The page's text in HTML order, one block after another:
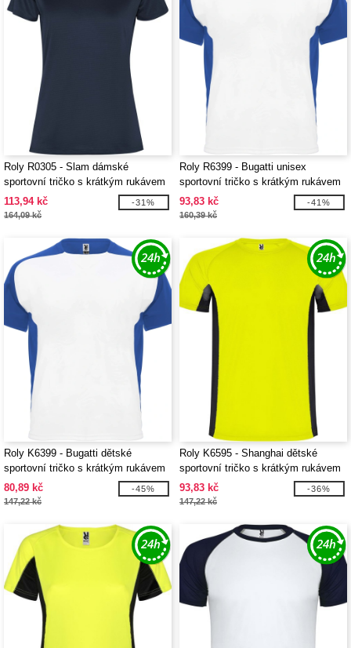
Roly R0305 - Slam dámské
sportovní tričko s krátkým rukávem
113,94 kč
164,09 kč
-31%
Roly R6399 - Bugatti unisex
sportovní tričko s krátkým rukávem
93,83 kč
160,39 kč
-41%
Roly K6399 - Bugatti dětské
sportovní tričko s krátkým rukávem
80,89 kč
147,22 kč
-45%
Roly K6595 - Shanghai dětské
sportovní tričko s krátkým rukávem
93,83 kč
147,22 kč
-36%